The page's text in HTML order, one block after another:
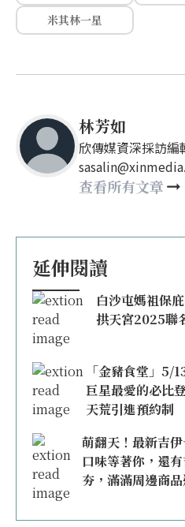
米其林一星
林芳如
欣傳媒資深採訪編
查看所有文章
延伸閱讀
白沙屯媽祖保
拱天宮2025聯
「金豬食堂」5/
巨星最愛的必比
天荒引進預約制
萌翻天！最新吉
口味等著你，還
夯，滿滿周邊商